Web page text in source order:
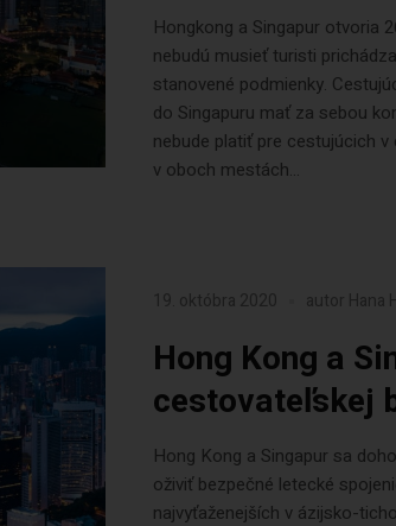
Hongkong a Singapur otvoria
nebudú musieť turisti
stanovené podmienky.
do Singapuru mať za sebou
nebude platiť pre cestujúcich
v oboch mestách...
19. októbra 2020 autor Hana
Hong Kong a
cestovateľskej
Hong Kong a Singapur sa
oživiť bezpečné letecké
najvyťaženejších v ázijsko-